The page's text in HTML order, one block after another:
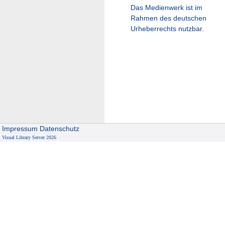
Das Medienwerk ist im
Rahmen des deutschen
Urheberrechts nutzbar.
Impressum Datenschutz
Visual Library Server 2026